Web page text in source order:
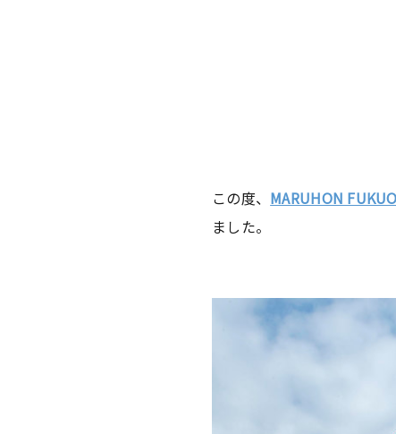
この度、 MARUHON
ました。